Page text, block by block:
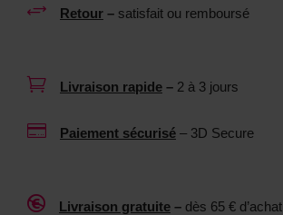
+ Retour – satisfait ou remboursé
 Livraison rapide – 2 à 3 jours
 Paiement sécurisé – 3D Secure
 Livraison gratuite – dès 65 € d’achat